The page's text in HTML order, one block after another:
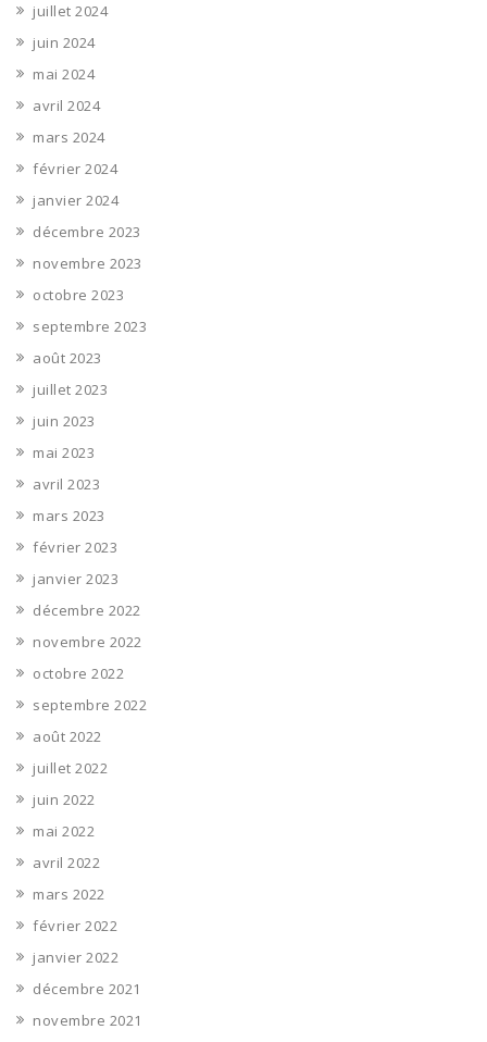
juillet 2024
juin 2024
mai 2024
avril 2024
mars 2024
février 2024
janvier 2024
décembre 2023
novembre 2023
octobre 2023
septembre 2023
août 2023
juillet 2023
juin 2023
mai 2023
avril 2023
mars 2023
février 2023
janvier 2023
décembre 2022
novembre 2022
octobre 2022
septembre 2022
août 2022
juillet 2022
juin 2022
mai 2022
avril 2022
mars 2022
février 2022
janvier 2022
décembre 2021
novembre 2021